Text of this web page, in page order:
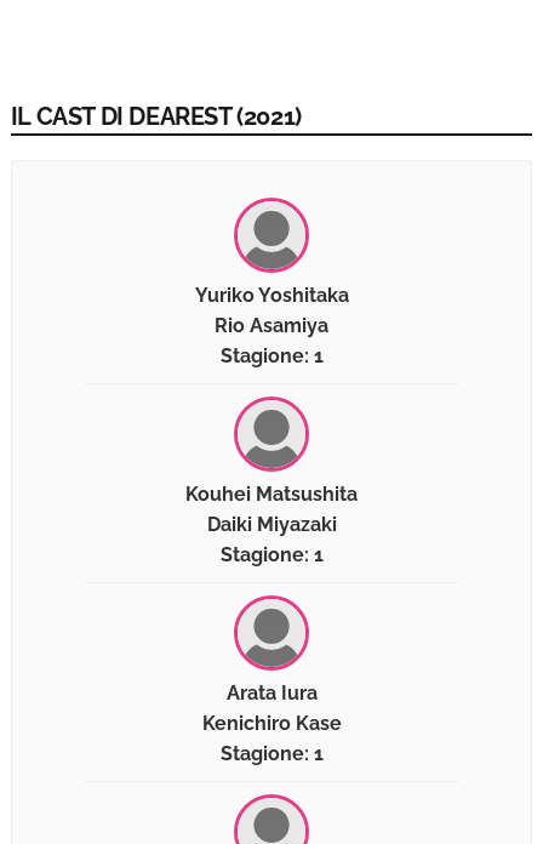
IL CAST DI DEAREST (2021)
Yuriko Yoshitaka
Rio Asamiya
Stagione: 1
Kouhei Matsushita
Daiki Miyazaki
Stagione: 1
Arata Iura
Kenichiro Kase
Stagione: 1